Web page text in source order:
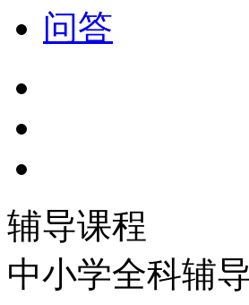
问答
辅导课程
中小学全科辅